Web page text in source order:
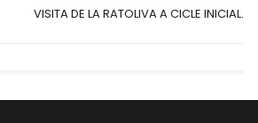
VISITA DE LA RATOLIVA A CICLE INICIAL.